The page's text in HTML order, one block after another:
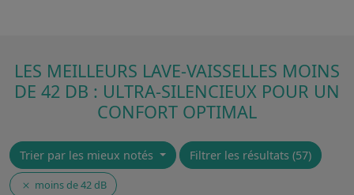
LES MEILLEURS LAVE-VAISSELLES MOINS
DE 42 DB : ULTRA-SILENCIEUX POUR UN
CONFORT OPTIMAL
Trier par les mieux notés Filtrer les résultats (57)
moins de 42 dB